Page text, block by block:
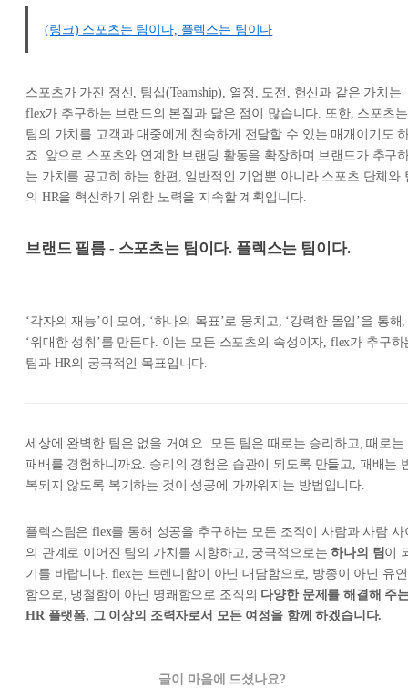
(링크) 스포츠는 팀이다, 플렉스는 팀이다
스포츠가 가진 정신, 팀십(Teamship), 열정, 도전, 헌신과 같은 가치는
flex가 추구하는 브랜드의 본질과 닮은 점이 많습니다. 또한, 스포츠는
팀의 가치를 고객과 대중에게 친숙하게 전달할 수 있는 매개이기도
죠. 앞으로 스포츠와 연계한 브랜딩 활동을 확장하며 브랜드가 추구
는 가치를 공고히 하는 한편, 일반적인 기업뿐 아니라 스포츠 단체와
의 HR을 혁신하기 위한 노력을 지속할 계획입니다.
브랜드 필름 - 스포츠는 팀이다. 플렉스는 팀이다.
‘각자의 재능’이 모여, ‘하나의 목표’로 뭉치고, ‘강력한 몰입’을 통해,
‘위대한 성취’를 만든다. 이는 모든 스포츠의 속성이자, flex가 추구하
팀과 HR의 궁극적인 목표입니다.
세상에 완벽한 팀은 없을 거예요. 모든 팀은 때로는 승리하고, 때로는
패배를 경험하니까요. 승리의 경험은 습관이 되도록 만들고, 패배는
복되지 않도록 복기하는 것이 성공에 가까워지는 방법입니다.
플렉스팀은 flex를 통해 성공을 추구하는 모든 조직이 사람과 사람 사
의 관계로 이어진 팀의 가치를 지향하고, 궁극적으로는하나의 팀 이
기를 바랍니다. flex는 트렌디함이 아닌 대담함으로, 방종이 아닌 유연
함으로, 냉철함이 아닌 명쾌함으로 조직의 다양한 문제를 해결해 주
HR 플랫폼, 그 이상의 조력자로서 모든 여정을 함께 하겠습니다.
글이 마음에 드셨나요?